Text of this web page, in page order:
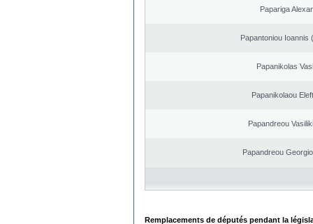
Papariga
Papantoniou Ioannis
Papanikolas
Papanikolaou
Papandreou
Papandreou
Remplacements de députés pendant la